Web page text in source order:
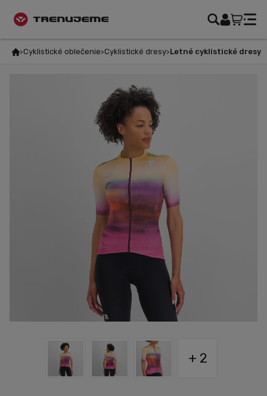
Cyklistické oblečenie Cyklistické dresy Letné cyklistické dresy
+ 2